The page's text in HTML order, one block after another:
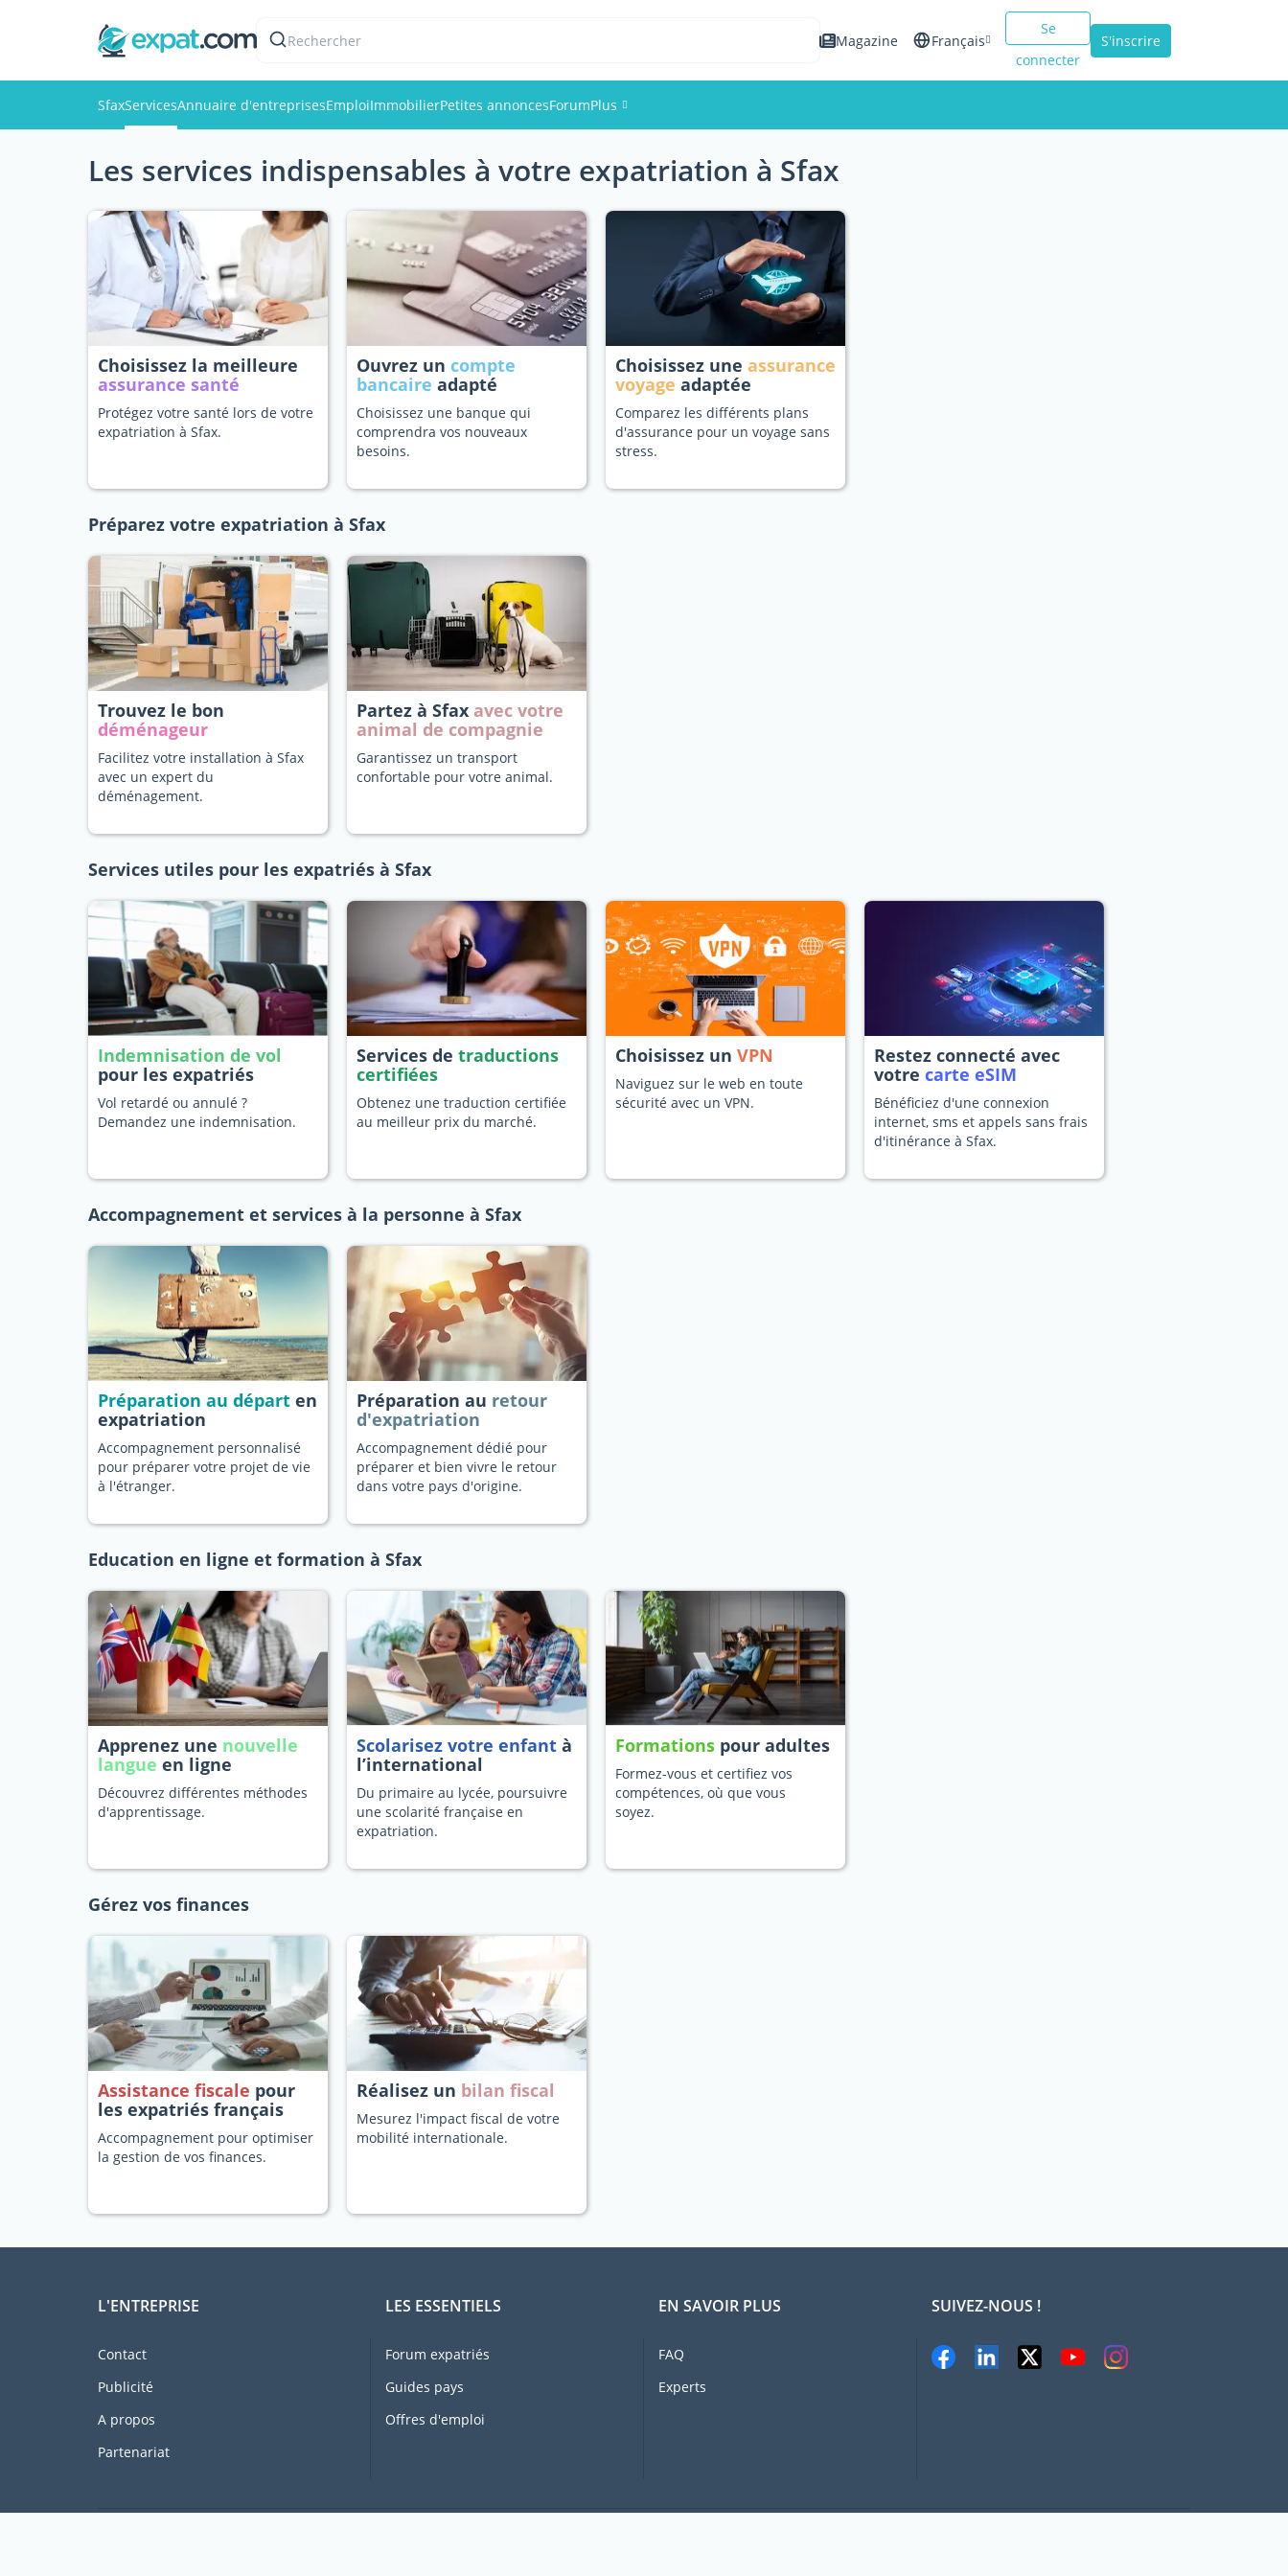
Rechercher Magazine Français
Se
connecter
S'inscrire
SfaxServicesAnnuaire d'entreprisesEmploiImmobilierPetites annoncesForumPlus
Événements
Membres
Les services indispensables à votre expatriation à Sfax
Choisissez la meilleure
assurance santé
Protégez votre santé lors de votre
expatriation à Sfax.
Ouvrez un compte
bancaire adapté
Choisissez une banque qui
comprendra vos nouveaux
besoins.
Choisissez une assurance
voyage adaptée
Comparez les différents plans
d'assurance pour un voyage sans
stress.
Préparez votre expatriation à Sfax
Trouvez le bon
déménageur
Facilitez votre installation à Sfax
avec un expert du
déménagement.
Partez à Sfax avec votre
animal de compagnie
Garantissez un transport
confortable pour votre animal.
Services utiles pour les expatriés à Sfax
Indemnisation de vol
pour les expatriés
Vol retardé ou annulé ?
Demandez une indemnisation.
Services de traductions
certifiées
Obtenez une traduction certifiée
au meilleur prix du marché.
Choisissez un VPN
Naviguez sur le web en toute
sécurité avec un VPN.
Restez connecté avec
votre carte eSIM
Bénéficiez d'une connexion
internet, sms et appels sans frais
d'itinérance à Sfax.
Accompagnement et services à la personne à Sfax
Préparation au départ en
expatriation
Accompagnement personnalisé
pour préparer votre projet de vie
à l'étranger.
Préparation au retour
d'expatriation
Accompagnement dédié pour
préparer et bien vivre le retour
dans votre pays d'origine.
Education en ligne et formation à Sfax
Apprenez une nouvelle
langue en ligne
Découvrez différentes méthodes
d'apprentissage.
Scolarisez votre enfant à
l’international
Du primaire au lycée, poursuivre
une scolarité française en
expatriation.
Formations pour adultes
Formez-vous et certifiez vos
compétences, où que vous
soyez.
Gérez vos finances
Assistance fiscale pour
les expatriés français
Accompagnement pour optimiser
la gestion de vos finances.
Réalisez un bilan fiscal
Mesurez l'impact fiscal de votre
mobilité internationale.
L'ENTREPRISE
Contact
Publicité
A propos
Partenariat
LES ESSENTIELS
Forum expatriés
Guides pays
Offres d'emploi
EN SAVOIR PLUS
FAQ
Experts
SUIVEZ-NOUS !